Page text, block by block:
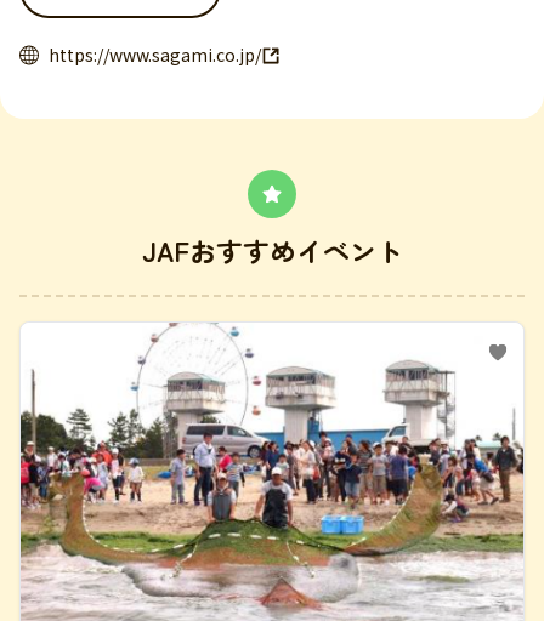
https://www.sagami.co.jp/
JAFおすすめイベント